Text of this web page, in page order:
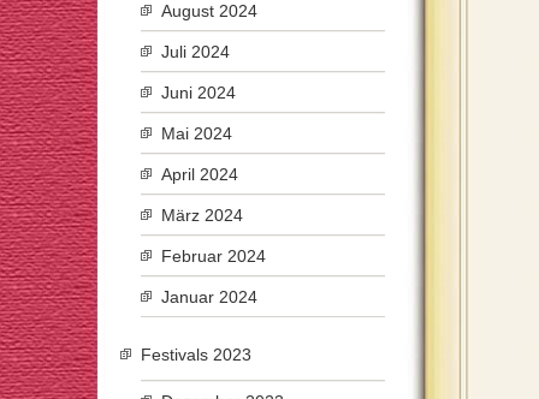
August 2024
Juli 2024
Juni 2024
Mai 2024
April 2024
März 2024
Februar 2024
Januar 2024
Festivals 2023